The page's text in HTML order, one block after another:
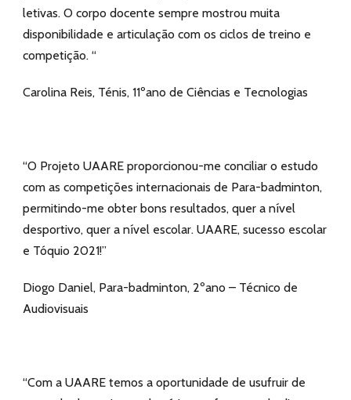
letivas. O corpo docente sempre mostrou muita
disponibilidade e articulação com os ciclos de treino e
competição. “
Carolina Reis, Ténis, 11ºano de Ciências e Tecnologias
“O Projeto UAARE proporcionou-me conciliar o estudo
com as competições internacionais de Para-badminton,
permitindo-me obter bons resultados, quer a nível
desportivo, quer a nível escolar. UAARE, sucesso escolar
e Tóquio 2021!”
Diogo Daniel, Para-badminton, 2ºano – Técnico de
Audiovisuais
“Com a UAARE temos a oportunidade de usufruir de